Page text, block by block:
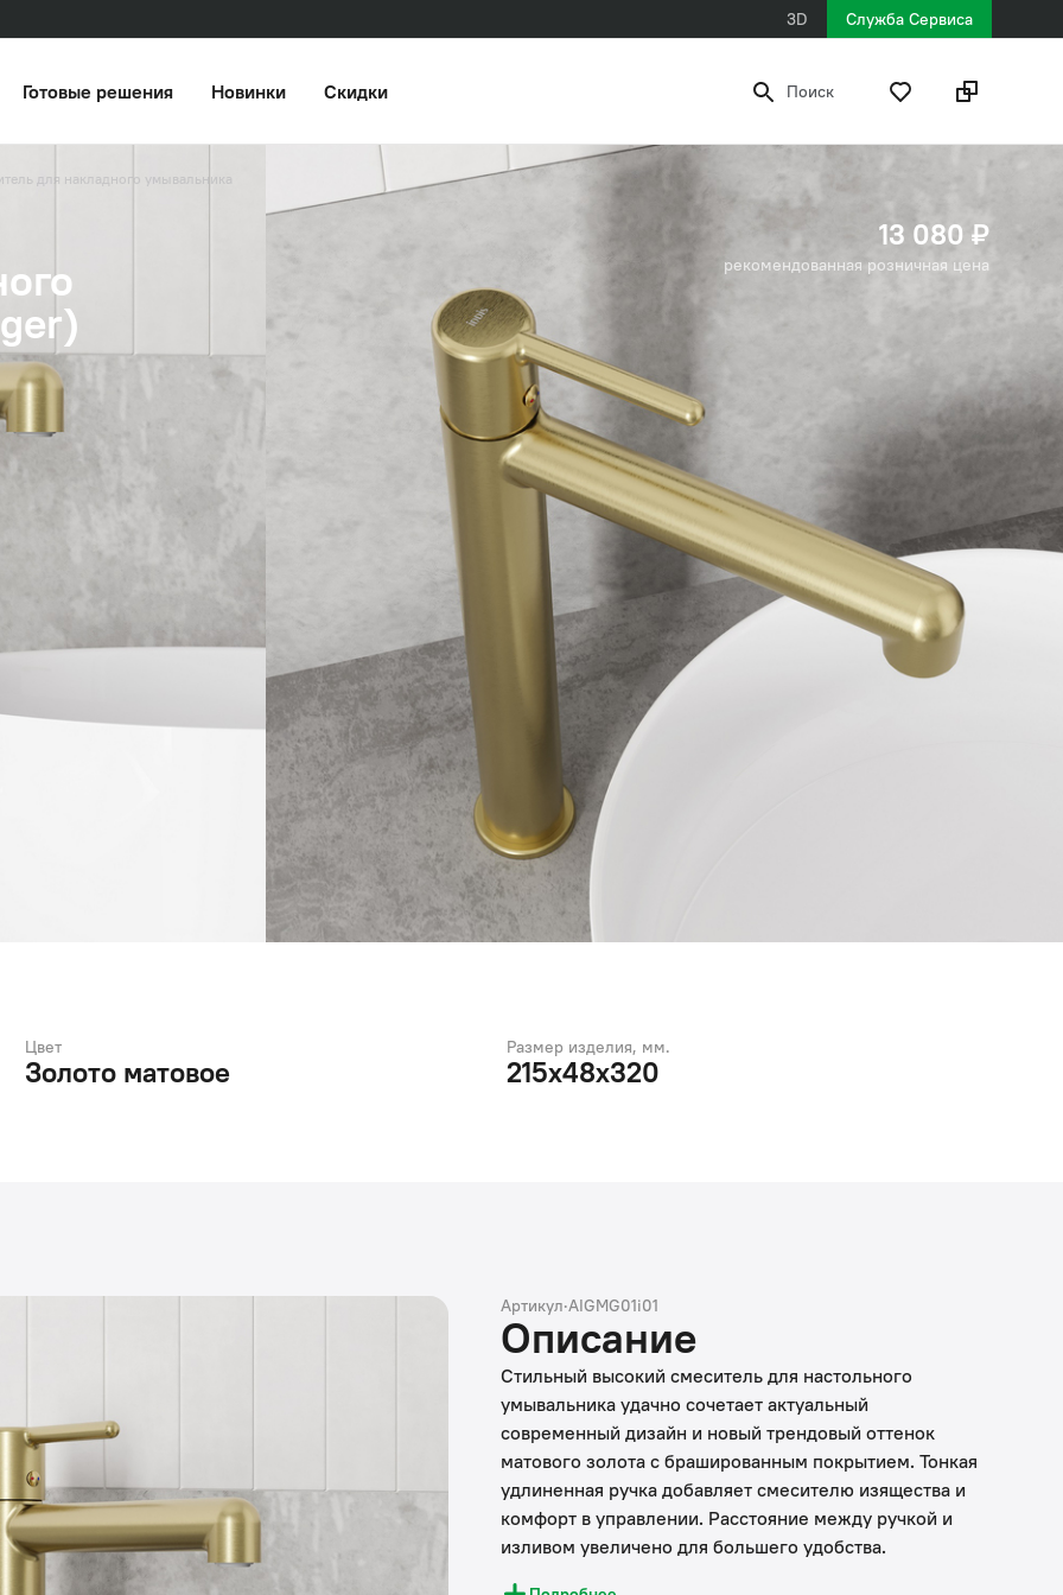
3D Служба Сервиса
Готовые решения Новинки Скидки Поиск
для накладного умывальника
13 080 ₽
рекомендованная розничная цена
Цвет
Золото матовое
Размер изделия, мм.
215x48x320
Артикул·AIGMG01i01
Описание
Стильный высокий смеситель для настольного
умывальника удачно сочетает актуальный
современный дизайн и новый трендовый оттенок
матового золота с брашированным покрытием. Тонкая
удлиненная ручка добавляет смесителю изящества и
комфорт в управлении. Расстояние между ручкой и
изливом увеличено для большего удобства.